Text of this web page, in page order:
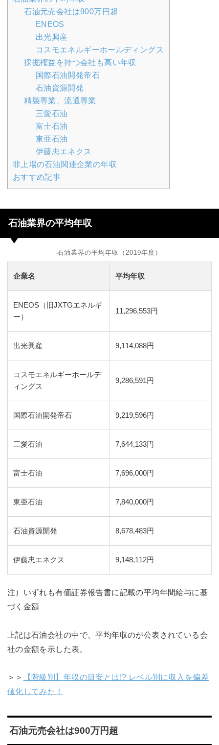
石油元売会社は900万円超
ENEOS
出光興産
コスモエネルギーホールディングス
採掘権益を持つ会社も高い年収
国際石油開発帝石
石油資源開発
精製専業、流通専業
三愛石油
富士石油
東亜石油
伊藤忠エネクス
非上場の石油関連企業の年収
おすすめ記事
石油業界の平均年収
石油業界の平均年収（2019年度）
企業名 平均年収
ENEOS（旧JXTGエネルギ
ー）
11,296,553円
出光興産 9,114,088円
コスモエネルギーホールデ
ィングス
9,286,591円
国際石油開発帝石 9,219,596円
三愛石油 7,644,133円
富士石油 7,696,000円
東亜石油 7,840,000円
石油資源開発 8,678,483円
伊藤忠エネクス 9,148,112円
注）いずれも有価証券報告書に記載の平均年間給与に基
づく金額
上記は石油会社の中で、平均年収のが公表されている会
社の金額を示した表。
＞＞
【階級別】年収の目安とは!? レベル別に収入を偏差
値化してみた！
石油元売会社は900万円超